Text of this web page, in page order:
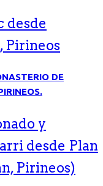
desde
Pirineos
y
desde Plan
Pirineos)